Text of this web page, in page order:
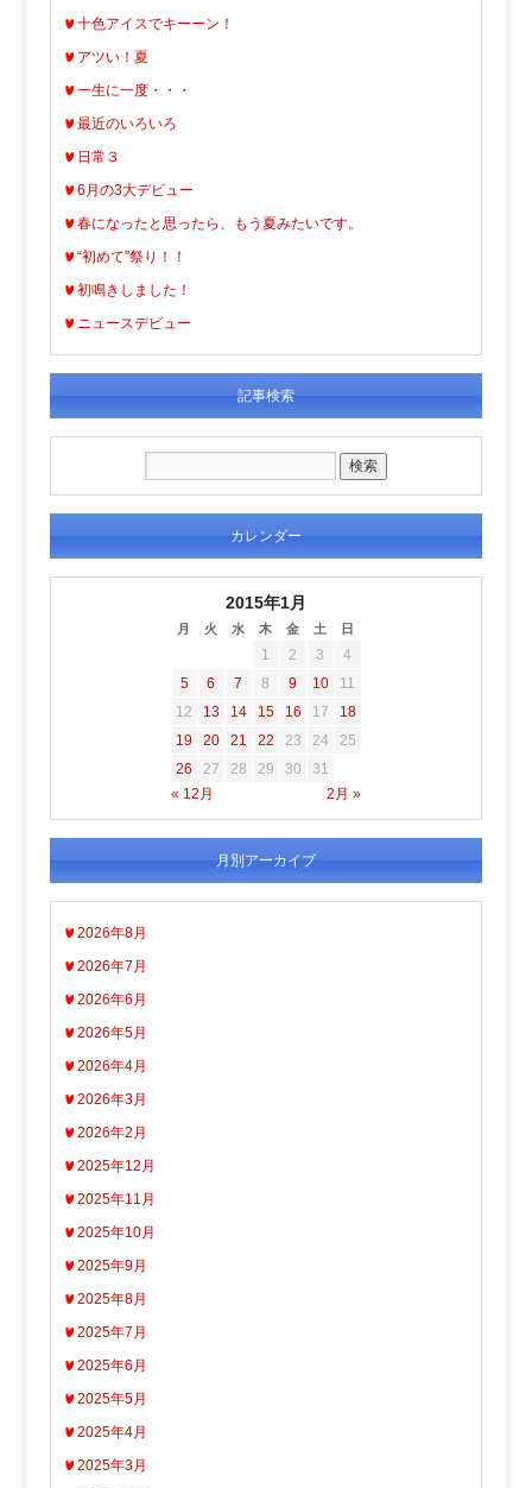
十色アイスでキーーン！
アツい！夏
一生に一度・・・
最近のいろいろ
日常３
6月の3大デビュー
春になったと思ったら、もう夏みたいです。
“初めて”祭り！！
初鳴きしました！
ニュースデビュー
記事検索
カレンダー
2015年1月
月 火 水 木 金 土 日
« 12月 2月 »
1 2 3
4
5
6 7 8 9 10
11
12
13 14 15 16 17
18
19
20 21 22 23 24
25
26
27 28 29 30 31
月別アーカイブ
2026年8月
2026年7月
2026年6月
2026年5月
2026年4月
2026年3月
2026年2月
2025年12月
2025年11月
2025年10月
2025年9月
2025年8月
2025年7月
2025年6月
2025年5月
2025年4月
2025年3月